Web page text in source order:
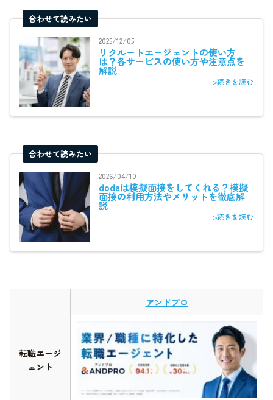
合わせて読みたい
2025/12/05
リクルートエージェントの使い方
は？各サービスの使い方や注意点を
解説
>続きを読む
合わせて読みたい
2026/04/10
dodaは模擬面接をしてくれる？模擬
面接の利用方法やメリットを徹底解
説
>続きを読む
アンドプロ
転職エージ
ェント